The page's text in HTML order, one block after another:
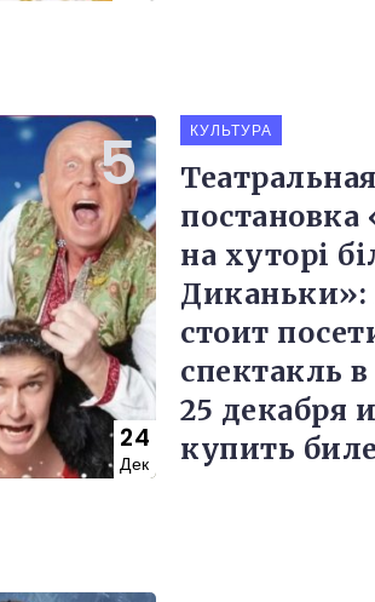
24
Дек
КУЛЬТУРА
Театральная
постановка
на хуторі
стоит
спектакль
25 декабря
купить